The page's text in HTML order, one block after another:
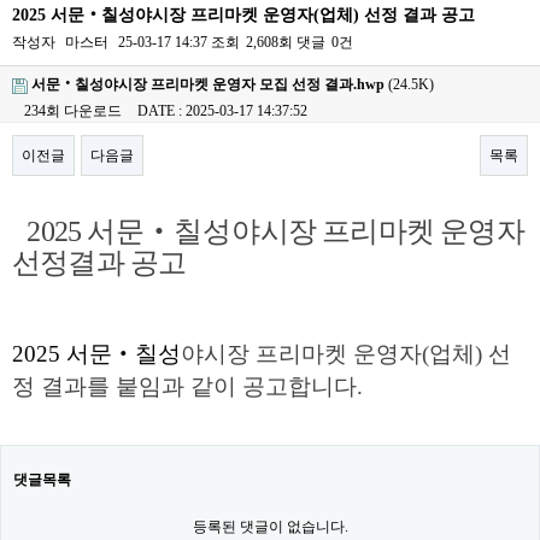
2025 서문‧칠성야시장 프리마켓 운영자(업체) 선정 결과 공고
작성자 마스터 25-03-17 14:37 조회 2,608회 댓글 0건
서문‧칠성야시장 프리마켓 운영자 모집 선정 결과.hwp (24.5K)
234회 다운로드
DATE : 2025-03-17 14:37:52
이전글 다음글 목록
2025 서문 ‧ 칠성야시장 프리마켓 운영자
선정결과 공고
2025 서문 ‧ 칠성야시장 프리마켓 운영자(업체) 선
정 결과를 붙임과 같이 공고합니다.
댓글목록
등록된 댓글이 없습니다.